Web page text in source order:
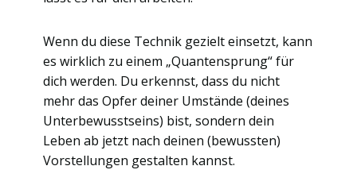
Wenn du diese Technik gezielt einsetzt, kann
es wirklich zu einem „Quantensprung“ für
dich werden. Du erkennst, dass du nicht
mehr das Opfer deiner Umstände (deines
Unterbewusstseins) bist, sondern dein
Leben ab jetzt nach deinen (bewussten)
Vorstellungen gestalten kannst.